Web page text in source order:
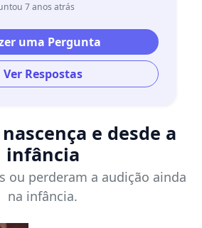
7 anos atrás
uma Pergunta
Ver Respostas
e desde a
infância
ou perderam a audição ainda
na infância.